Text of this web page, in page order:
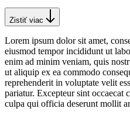
Zistiť viac
Lorem ipsum dolor sit amet,
eiusmod tempor incididunt ut
enim ad minim veniam, quis
ut aliquip ex ea commodo
reprehenderit in voluptate velit
pariatur. Excepteur sint occaecat
culpa qui officia deserunt mollit